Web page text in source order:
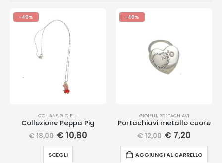
-40%
COLLANE,GIOIELLI
Collezione Peppa Pig
€18,00 € 10,80
SCEGLI
-40%
GIOIELLI, PORTACHIAVI
Portachiavi metallo cuore
€12,00 € 7,20
AGGIUNGI AL CARRELLO